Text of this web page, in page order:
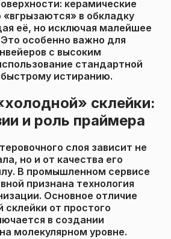
керамические
«вгрызаются» в обкладку
её, но исключая малейшее
особенно важно для
с высоким
стандартной
истиранию.
склейки:
и роль праймера
слоя зависит не
но и от качества его
В промышленном сервисе
признана технология
Основное отличие
от простого
в создании
молекулярном уровне.